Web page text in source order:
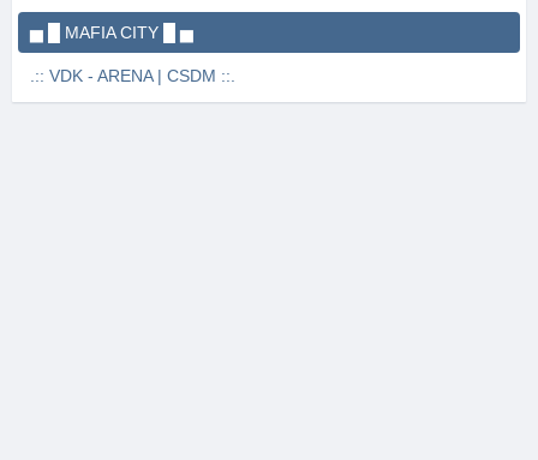
▅ █ MAFIA CITY █ ▅
.:: VDK - ARENA | CSDM ::.